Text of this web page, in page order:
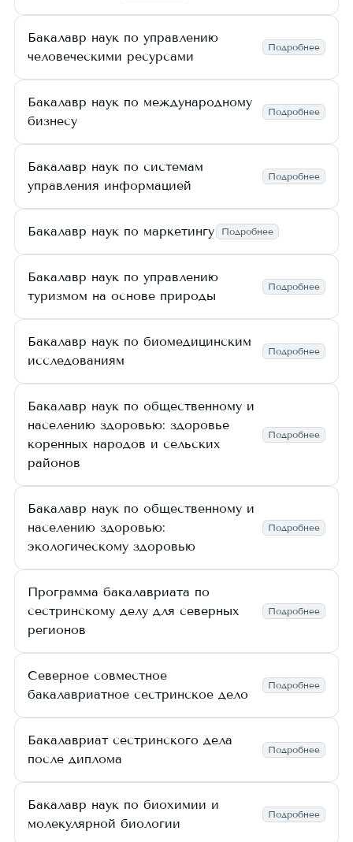
Бакалавр наук по управлению
человеческими ресурсами
Подробнее
Бакалавр наук по международному
бизнесу
Подробнее
Бакалавр наук по системам
управления информацией
Подробнее
Бакалавр наук по маркетингу Подробнее
Бакалавр наук по управлению
туризмом на основе природы
Подробнее
Бакалавр наук по биомедицинским
исследованиям
Подробнее
Бакалавр наук по общественному и
населению здоровью: здоровье
коренных народов и сельских
районов
Подробнее
Бакалавр наук по общественному и
населению здоровью:
экологическому здоровью
Подробнее
Программа бакалавриата по
сестринскому делу для северных
регионов
Подробнее
Северное совместное
бакалавриатное сестринское дело
Подробнее
Бакалавриат сестринского дела
после диплома
Подробнее
Бакалавр наук по биохимии и
молекулярной биологии
Подробнее